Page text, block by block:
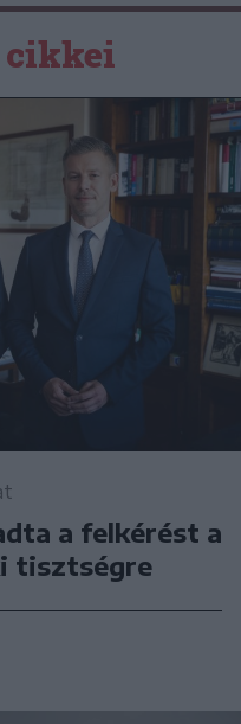
cikkei
a felkérést a
tisztségre